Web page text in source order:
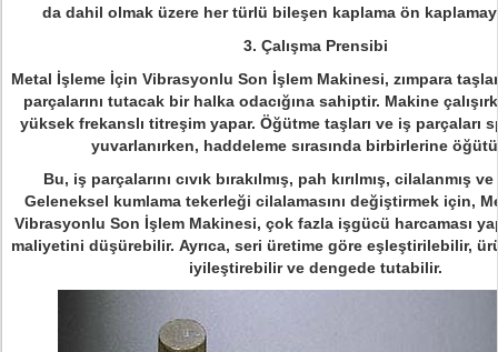
da dahil olmak üzere her türlü bileşen kaplama ön
3. Çalışma Prensibi
Metal İşleme İçin Vibrasyonlu Son İşlem Makinesi, zımpara
parçalarını tutacak bir halka odacığına sahiptir. Makine
yüksek frekanslı titreşim yapar. Öğütme taşları ve iş parçaları
yuvarlanırken, haddeleme sırasında birbirlerine
Bu, iş parçalarını cıvık bırakılmış, pah kırılmış, cilalanmış
Geleneksel kumlama tekerleği cilalamasını değiştirmek için,
Vibrasyonlu Son İşlem Makinesi, çok fazla işgücü harcaması
maliyetini düşürebilir. Ayrıca, seri üretime göre eşleştirilebilir,
iyileştirebilir ve dengede tutabilir.